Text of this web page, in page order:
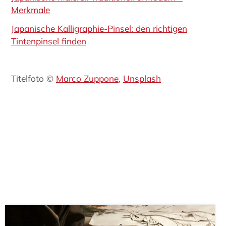
Merkmale
Japanische Kalligraphie-Pinsel: den richtigen
Tintenpinsel finden
Titelfoto © Marco Zuppone, Unsplash